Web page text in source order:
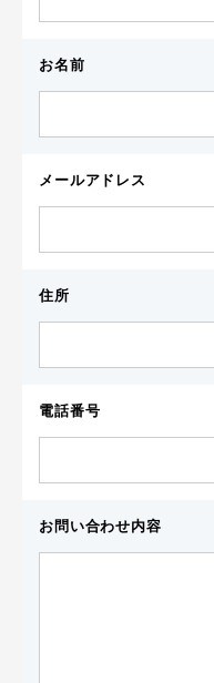
お名前
メールアドレス
住所
電話番号
お問い合わせ内容